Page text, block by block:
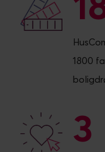
1800
3
3